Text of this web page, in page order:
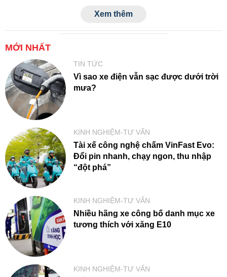
tiếp tục khẳng định vị thế tại giải Shell Eco-marathon danh
Xem thêm
MỚI NHẤT
TIN TỨC
Vì sao xe điện vẫn sạc được dưới trời
mưa?
KINH NGHIỆM-TƯ VẤN
Tài xế công nghệ chấm VinFast Evo:
Đổi pin nhanh, chạy ngon, thu nhập
“đột phá”
KINH NGHIỆM-TƯ VẤN
Nhiều hãng xe công bố danh mục xe
tương thích với xăng E10
KINH NGHIỆM-TƯ VẤN